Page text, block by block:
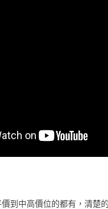
到中高價位的都有，清楚